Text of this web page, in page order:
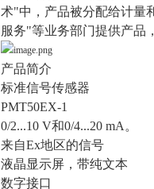
术"中，产品被分配给计量
服务"等业务部门提供产品
产品简介
标准信号传感器
PMT50EX-1
0/2...10 V和0/4...20 mA 。
来自Ex地区的信号
液晶显示屏，带纯文本
数字接口